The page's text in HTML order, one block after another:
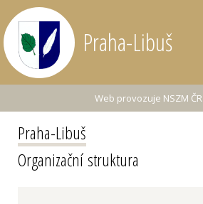
Praha-Libuš
Web provozuje NSZM ČR
Praha-Libuš
Organizační struktura